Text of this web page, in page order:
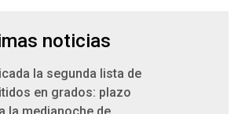
noticias
la segunda lista de
en grados: plazo